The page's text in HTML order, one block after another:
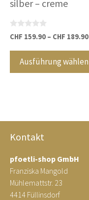
silber – creme
0
v
CHF 159.90 – CHF 189.90
Ausführung wählen
Kontakt
pfoetli-shop GmbH
Franziska Mangold
Mühlemattstr. 23
4414 Füllinsdorf